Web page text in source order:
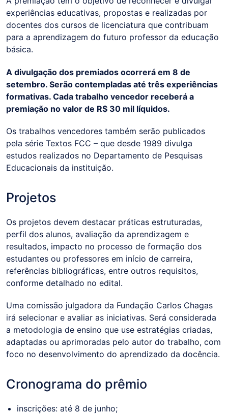
experiências educativas, propostas e realizadas por
docentes dos cursos de licenciatura que contribuam
para a aprendizagem do futuro professor da educação
básica.
A divulgação dos premiados ocorrerá em 8 de
setembro. Serão contempladas até três experiências
formativas. Cada trabalho vencedor receberá a
premiação no valor de R$ 30 mil líquidos.
Os trabalhos vencedores também serão publicados
pela série Textos FCC – que desde 1989 divulga
estudos realizados no Departamento de Pesquisas
Educacionais da instituição.
Projetos
Os projetos devem destacar práticas estruturadas,
perfil dos alunos, avaliação da aprendizagem e
resultados, impacto no processo de formação dos
estudantes ou professores em início de carreira,
referências bibliográficas, entre outros requisitos,
conforme detalhado no edital.
Uma comissão julgadora da Fundação Carlos Chagas
irá selecionar e avaliar as iniciativas. Será considerada
a metodologia de ensino que use estratégias criadas,
adaptadas ou aprimoradas pelo autor do trabalho, com
foco no desenvolvimento do aprendizado da docência.
Cronograma do prêmio
inscrições: até 8 de junho;